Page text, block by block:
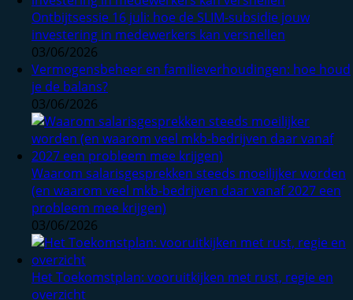
Ontbijtsessie 16 juli: hoe de SLIM-subsidie jouw
investering in medewerkers kan versnellen
03/06/2026
Vermogensbeheer en familieverhoudingen: hoe houd
je de balans?
03/06/2026
Waarom salarisgesprekken steeds moeilijker worden
(en waarom veel mkb-bedrijven daar vanaf 2027 een
probleem mee krijgen)
03/06/2026
Het Toekomstplan: vooruitkijken met rust, regie en
overzicht